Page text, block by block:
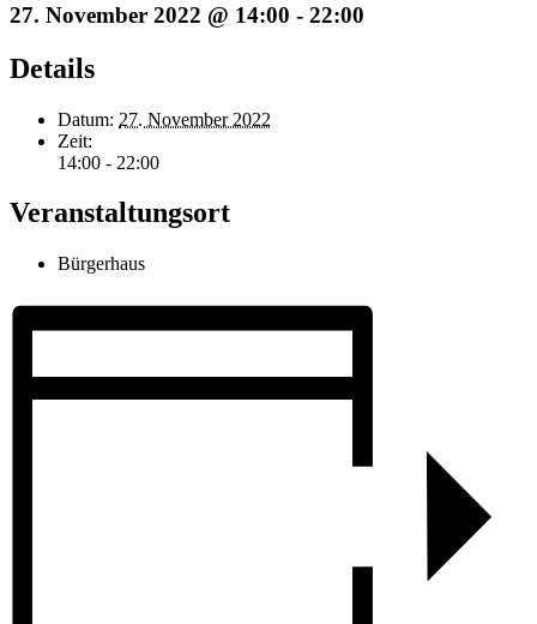
27. November 2022 @ 14:00 - 22:00
Details
Datum: 27. November 2022
Zeit:
14:00 - 22:00
Veranstaltungsort
Bürgerhaus